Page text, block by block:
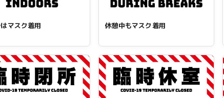
マスク着用 休憩中もマスク着用